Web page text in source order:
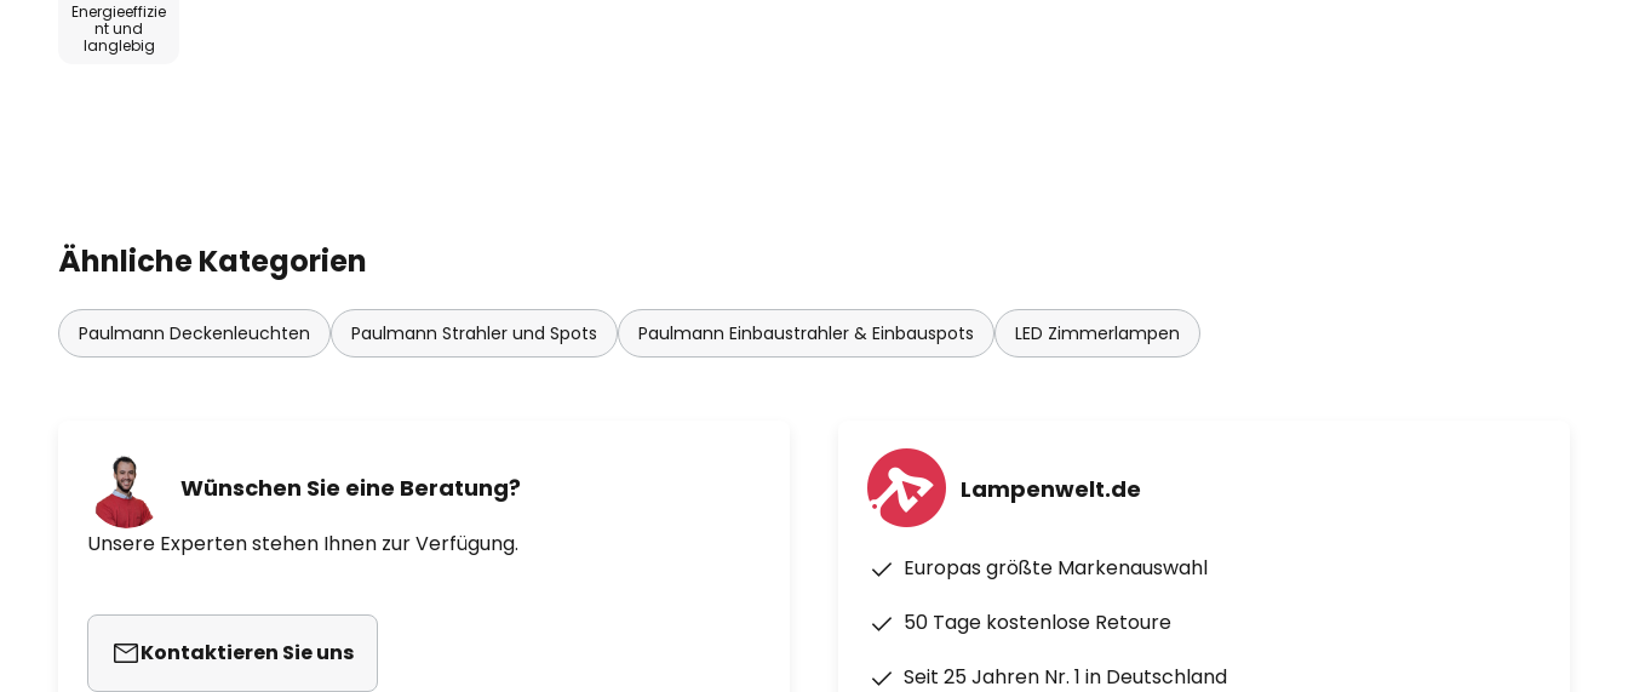
Energieeffizie
nt und
langlebig
Ähnliche Kategorien
Paulmann Deckenleuchten Paulmann Strahler und Spots Paulmann Einbaustrahler & Einbauspots LED Zimmerlampen
Wünschen Sie eine Beratung?
Unsere Experten stehen Ihnen zur Verfügung.
Kontaktieren Sie uns
Lampenwelt.de
Europas größte Markenauswahl
50 Tage kostenlose Retoure
Seit 25 Jahren Nr. 1 in Deutschland